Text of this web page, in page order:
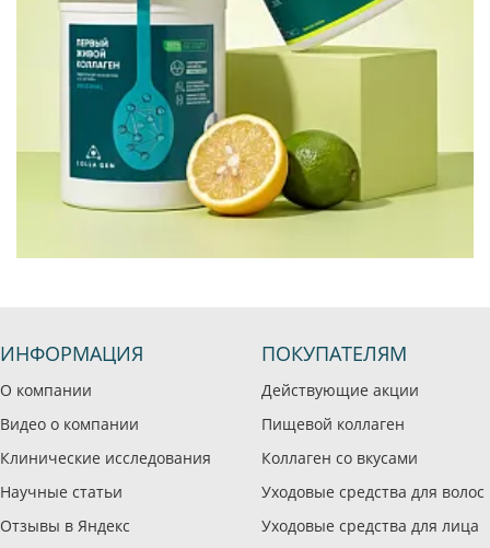
ИНФОРМАЦИЯ
О компании
Видео о компании
Клинические исследования
Научные статьи
Отзывы в Яндекс
ПОКУПАТЕЛЯМ
Действующие акции
Пищевой коллаген
Коллаген со вкусами
Уходовые средства для волос
Уходовые средства для лица